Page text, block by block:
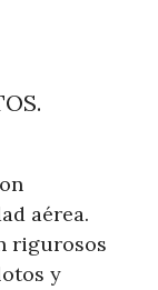
aérea.
rigurosos
y